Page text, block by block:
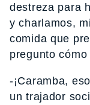
destreza para
y charlamos,
comida que
pregunto
-¡Caramba,
un trajador